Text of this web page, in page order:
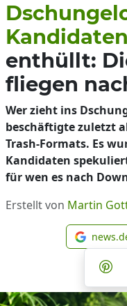
enthüllt:
fliegen
Wer zieht ins
beschäftigte zuletzt
Trash-Formats. Es
Kandidaten
für wen es nach
Erstellt von Martin